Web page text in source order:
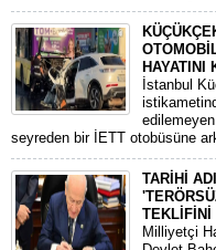
HAYATINI
​İstanbul
seyreden bir İETT otobüsüne
TARİHİ
TEKLİFİNİ
​Milliyetçi